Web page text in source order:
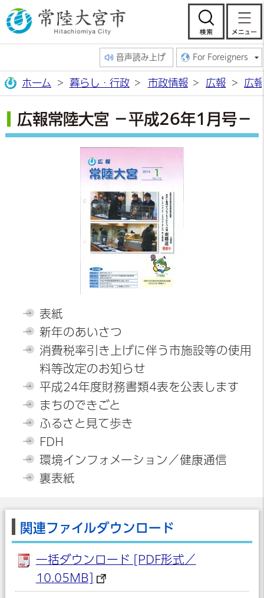
常陸大宮市公
検
音声読み上げ For Foreigners
ホーム 暮らし・行政 市政情報 広報 広
広報常陸大宮 －平成26年1月号－
表紙
新年のあいさつ
消費税率引き上げに伴う市施設等の使用
料等改定のお知らせ
平成24年度財務書類4表を公表します
まちのできごと
ふるさと見て歩き
FDH
環境インフォメーション／健康通信
裏表紙
関連ファイルダウンロード
一括ダウンロード [PDF形式／
10.05MB]